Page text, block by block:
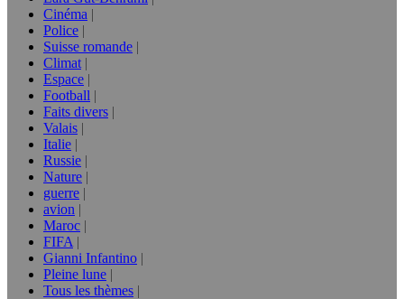
Cinéma
Police
Suisse romande
Climat
Espace
Football
Faits divers
Valais
Italie
Russie
Nature
guerre
avion
Maroc
FIFA
Gianni Infantino
Pleine lune
Tous les thèmes